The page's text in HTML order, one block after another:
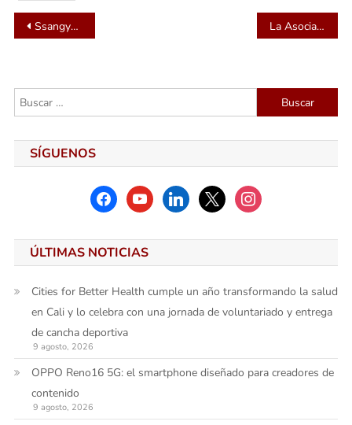
Navegación
entradas
Ssangyong Motor realizó la conferencia Global de Distribuidores 2017 La Asociación para el Desarrollo de las Relaciones Económicas entre Italia y Taiwán impulsa sus relaciones comerciales con América Latina
Buscar:
SÍGUENOS
facebookyoutubelinkedinx instagram
ÚLTIMAS NOTICIAS
Cities for Better Health cumple un año transformando la salud
en Cali y lo celebra con una jornada de voluntariado y entrega
de cancha deportiva
9 agosto, 2026
OPPO Reno16 5G: el smartphone diseñado para creadores de
contenido
9 agosto, 2026